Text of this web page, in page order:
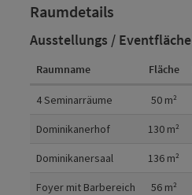
Raumdetails
Ausstellungs / Eventfläche
Raumname Fläche
4 Seminarräume 50m²
Dominikanerhof 130 m²
Dominikanersaal 136 m²
Foyer mit Barbereich 56m²